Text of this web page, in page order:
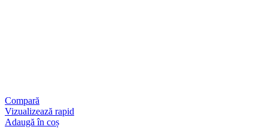
Compară
Vizualizează rapid
Adaugă în coș